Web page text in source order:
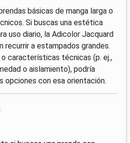
básicas de manga larga o
Si buscas una estética
uso diario, la Adicolor Jacquard
a estampados grandes.
características técnicas (p. ej.,
o aislamiento), podría
opciones con esa orientación.